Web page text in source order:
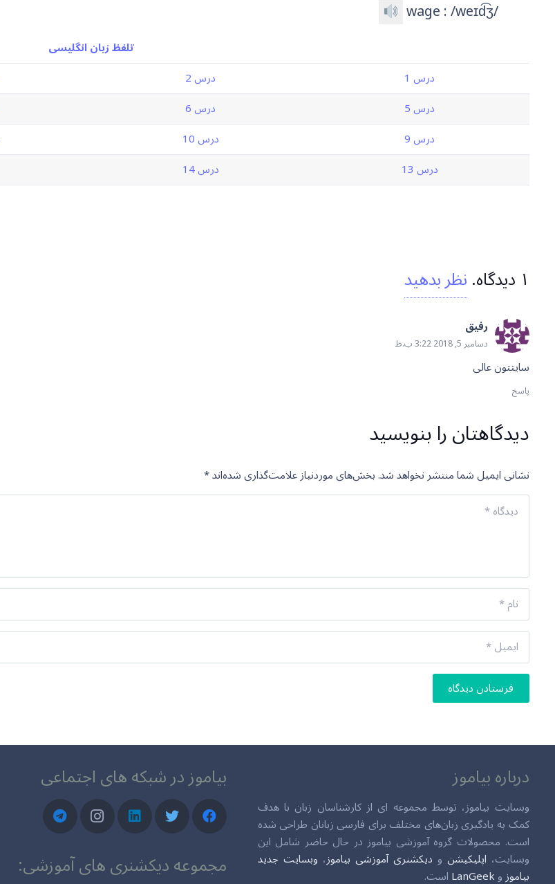
wage : /weɪd͡ʒ/
تلفظ زبان انگلیسی
درس 1
درس 2
درس 5
درس 6
درس 9
درس 10
درس 13
درس 14
۱ دیدگاه.نظر بدهید
رفیق
دسامبر 5, 2018 3:22 ب.ظ
سایتتون عالی
پاسخ
دیدگاهتان را بنویسید
نشانی ایمیل شما منتشر نخواهد شد.بخش‌های موردنیاز علامت‌گذاری شده‌اند*
فرستادن دیدگاه
درباره بیاموز
وبسایت بیاموز، توسط مجموعه ای از کارشناسان زبان با هدف
کمک به یادگیری زبان‌های مختلف برای فارسی زبانان طراحی شده
است. محصولات گروه آموزشی بیاموز در حال حاضر شامل این
وبسایت، اپلیکیشن و دیکشنری آموزشی بیاموز، وبسایت جدید
بیاموزوLanGeekاست.
بیاموز در شبکه های اجتماعی
مجموعه دیکشنری های آموزشی: